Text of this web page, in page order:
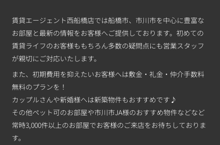
賃貸エージェント西船橋店では船橋市、市川市を中心に豊富な
お部屋と最新の情報をお客様へご提供しております。初めての
賃貸ライフのお客様ももちろん多数の疑問点にも営業スタッフ
が親切にご対応いたします。
また、初期費用を抑えたいお客様へは敷金・礼金・仲介手数料
無料のプランを！
カップルさんや新婚様へは新築物件もおすすめです♪
その他ペット可のお部屋や市川市JA様のおすすめ物件などなど
常時3,000件以上のお部屋でお客様のご来店をお待ちしておりま
す。